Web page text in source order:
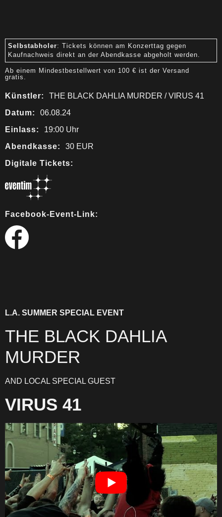
Selbstabholer: Tickets können am Konzerttag gegen
Kaufnachweis direkt an der Abendkasse abgeholt werden.
Ab einem Mindestbestellwert von 100 € ist der Versand
gratis.
Künstler:
THE BLACK DAHLIA MURDER / VIRUS 41
Datum:
06.08.24
Einlass:
19:00 Uhr
Abendkasse:
30 EUR
Digitale Tickets:
Facebook-Event-Link:
L.A. SUMMER SPECIAL EVENT
THE BLACK DAHLIA
MURDER
AND LOCAL SPECIAL GUEST
VIRUS 41